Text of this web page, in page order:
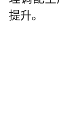
提升。